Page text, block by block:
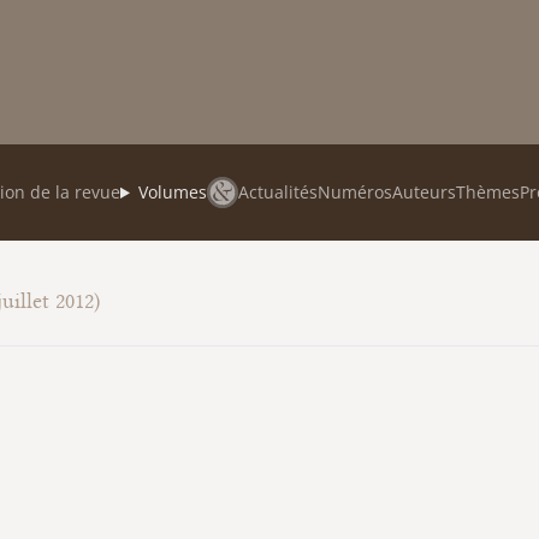
de la revue Volumes ActualitésNumérosAuteursThèmes
2012)